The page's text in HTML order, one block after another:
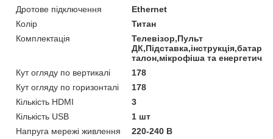
Дротове підключення
Ethernet
Колір
Титан
Комплектація
Телевізор,Пульт
талон,мікрофіша та енергетична
Кут огляду по вертикалі
178
Кут огляду по горизонталі
178
Кількість HDMI
3
Кількість USB
1 шт
Напруга мережі живлення
220-240 В